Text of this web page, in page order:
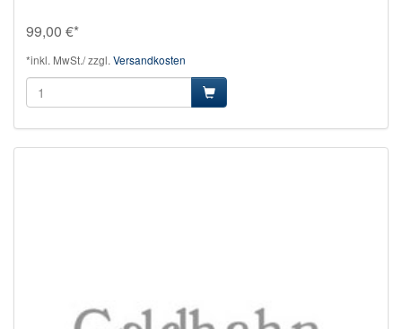
99,00 €*
*inkl. MwSt./ zzgl. Versandkosten